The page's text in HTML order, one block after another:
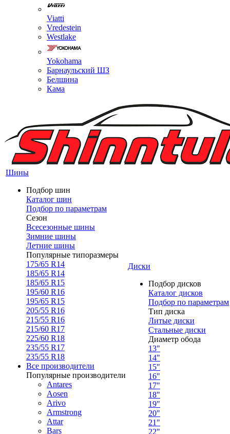
Viatti
Vredestein
Westlake
Yokohama
Барнаульский ШЗ
Белшина
Кама
Шины
Подбор шин
Каталог шин
Подбор по параметрам
Сезон
Всесезонные шины
Зимние шины
Летние шины
Популярные типоразмеры
175/65 R14
185/65 R14
185/65 R15
195/60 R16
195/65 R15
205/55 R16
215/55 R16
215/60 R17
225/60 R18
235/55 R17
235/55 R18
Все производители
Популярные производители
Antares
Aosen
Arivo
Armstrong
Attar
Bars
Диски
Подбор дисков
Каталог дисков
Подбор по параметрам
Тип диска
Литые диски
Стальные диски
Диаметр обода
13"
14"
15"
16"
17"
18"
19"
20"
21"
22"